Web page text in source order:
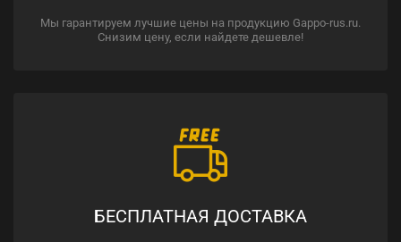
Мы гарантируем лучшие цены на продукцию Gappo-rus.ru.
Снизим цену, если найдете дешевле!
БЕСПЛАТНАЯ ДОСТАВКА